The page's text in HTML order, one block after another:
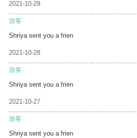
2021-10-29
游客
Shriya sent you a frien
2021-10-28
游客
Shriya sent you a frien
2021-10-27
游客
Shriya sent you a frien